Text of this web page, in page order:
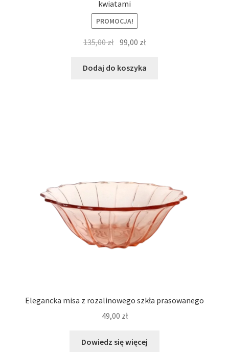
kwiatami
PROMOCJA!
135,00zł Pierwotna
wynosiła:
99,00 złAktualna
wynosi:
Dodaj do koszyka
Elegancka misa z rozalinowego szkła prasowanego
49,00 zł
Dowiedz się więcej